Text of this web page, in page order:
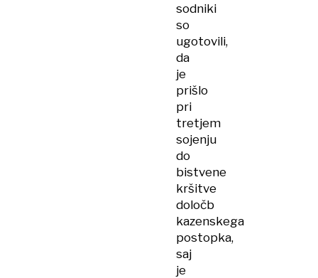
sodniki
so
ugotovili,
da
je
prišlo
pri
tretjem
sojenju
do
bistvene
kršitve
določb
kazenskega
postopka,
saj
je